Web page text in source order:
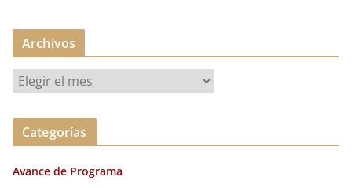
Archivos
c
v
Categorías
Avance de Programa